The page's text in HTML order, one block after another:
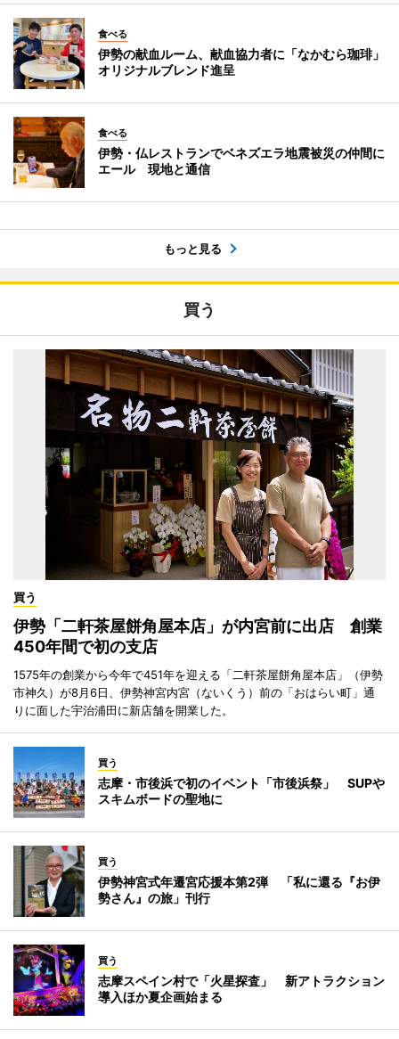
食べる
伊勢の献血ルーム、献血協力者に「なかむら珈琲」
オリジナルブレンド進呈
食べる
伊勢・仏レストランでベネズエラ地震被災の仲間に
エール 現地と通信
もっと見る
買う
買う
伊勢「二軒茶屋餅角屋本店」が内宮前に出店 創業
450年間で初の支店
1575年の創業から今年で451年を迎える「二軒茶屋餅角屋本店」（伊勢
市神久）が8月6日、伊勢神宮内宮（ないくう）前の「おはらい町」通
りに面した宇治浦田に新店舗を開業した。
買う
志摩・市後浜で初のイベント「市後浜祭」 SUPや
スキムボードの聖地に
買う
伊勢神宮式年遷宮応援本第2弾 「私に還る『お伊
勢さん』の旅」刊行
買う
志摩スペイン村で「火星探査」 新アトラクション
導入ほか夏企画始まる